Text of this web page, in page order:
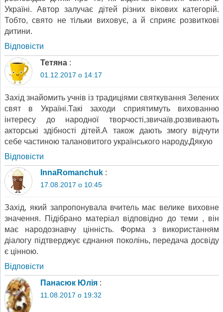
Україні. Автор залучає дітей різних вікових категорій.
Тобто, свято не тільки виховує, а й сприяє розвиткові
дитини.
Відповіcти
Тетяна :
01.12.2017 о 14:17
Захід знайомить учнів із традиціями святкування Зелених
свят в Україні.Такі заходи сприятимуть вихованню
інтересу до народної творчості,звичаїв,розвивають
акторські здібності дітей.А також дають змогу відчути
себе частиною талановитого українського народу.Дякую
Відповіcти
InnaRomanchuk :
17.08.2017 о 10:45
Захід, який запропонувала вчитель має велике виховне
значення. Підібрано матеріал відповідно до теми , він
має народознавчу цінність. Форма з використанням
діалогу підтверджує єднання поколінь, передача досвіду
є цінною.
Відповіcти
Панасюк Юлія :
11.08.2017 о 19:32